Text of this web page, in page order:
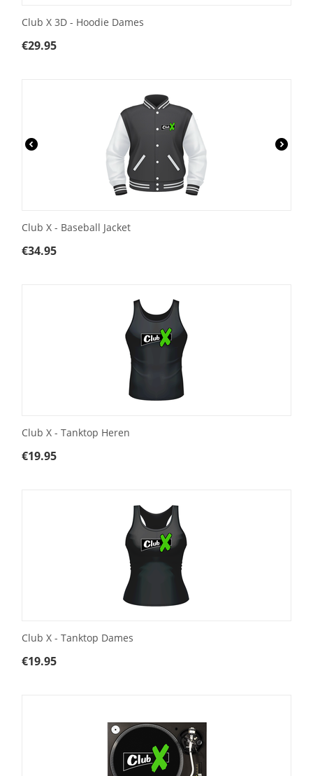
Club X 3D - Hoodie Dames
€29.95
Club X - Baseball Jacket
€34.95
Club X - Tanktop Heren
€19.95
Club X - Tanktop Dames
€19.95